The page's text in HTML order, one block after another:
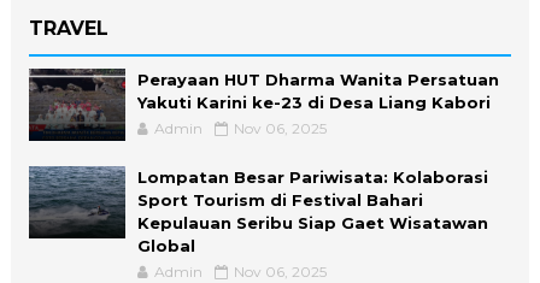
TRAVEL
Perayaan HUT Dharma Wanita Persatuan
Yakuti Karini ke-23 di Desa Liang Kabori
Admin Nov 06, 2025
Lompatan Besar Pariwisata: Kolaborasi
Sport Tourism di Festival Bahari
Kepulauan Seribu Siap Gaet Wisatawan
Global
Admin Nov 06, 2025